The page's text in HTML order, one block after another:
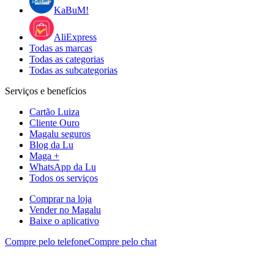
KaBuM!
AliExpress
Todas as marcas
Todas as categorias
Todas as subcategorias
Serviços e benefícios
Cartão Luiza
Cliente Ouro
Magalu seguros
Blog da Lu
Maga +
WhatsApp da Lu
Todos os serviços
Comprar na loja
Vender no Magalu
Baixe o aplicativo
Compre pelo telefoneCompre pelo chat